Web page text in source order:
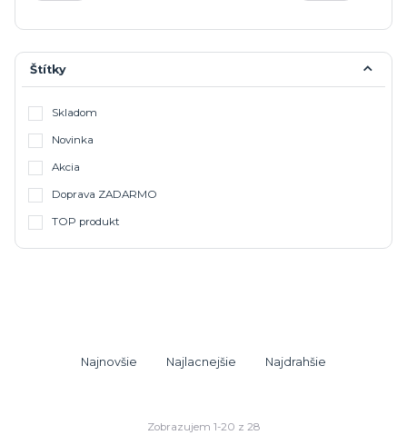
Štítky
Skladom
Novinka
Akcia
Doprava ZADARMO
TOP produkt
Najnovšie Najlacnejšie Najdrahšie
Zobrazujem 1-20 z 28